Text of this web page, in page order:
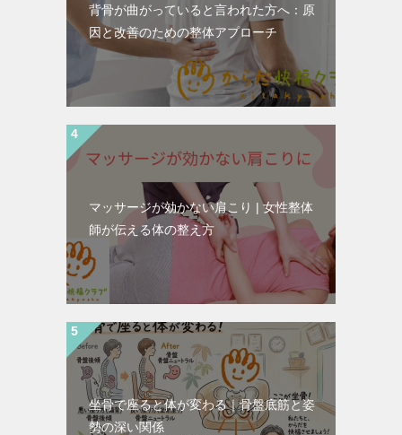
背骨が曲がっていると言われた方へ：原
因と改善のための整体アプローチ
マッサージが効かない肩こり | 女性整体
師が伝える体の整え方
坐骨で座ると体が変わる｜骨盤底筋と姿
勢の深い関係